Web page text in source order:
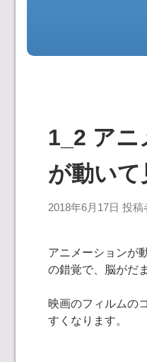
1_2 アニ
が動いて
2018年6月17日 投稿
アニメーションが
の錯覚で、脳がだ
映画のフィルムの
すくなります。